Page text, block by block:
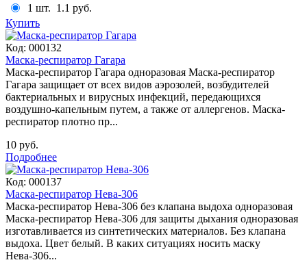
1 шт. 1.1 руб.
Купить
Код: 000132
Маска-респиратор Гагара
Маска-респиратор Гагара одноразовая Маска-респиратор
Гагара защищает от всех видов аэрозолей, возбудителей
бактериальных и вирусных инфекций, передающихся
воздушно-капельным путем, а также от аллергенов. Маска-
респиратор плотно пр...
10 руб.
Подробнее
Код: 000137
Маска-респиратор Нева-306
Маска-респиратор Нева-306 без клапана выдоха одноразовая
Маска-респиратор Нева-306 для защиты дыхания одноразовая
изготавливается из синтетических материалов. Без клапана
выдоха. Цвет белый. В каких ситуациях носить маску
Нева-306...